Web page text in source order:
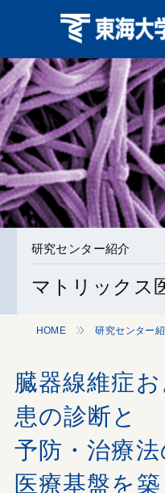
研究センター紹介
マトリックス
HOME 研究センター
臓器線維症
患の診断と
予防・治療
医療基盤を築